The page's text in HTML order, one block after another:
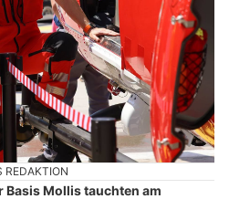
REDAKTION
Basis Mollis tauchten am